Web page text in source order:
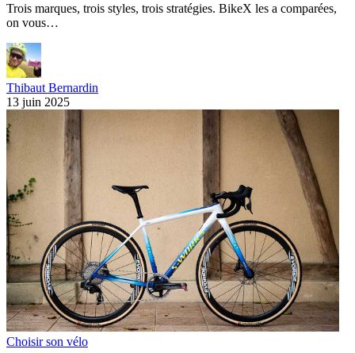
Trois marques, trois styles, trois stratégies. BikeX les a comparées,
on vous…
Thibaut Bernardin
13 juin 2025
Choisir son vélo